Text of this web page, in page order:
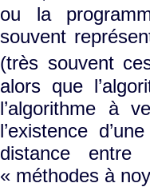
ou la
souvent
(très souvent
alors que
l’algorithme à
l’existence
distance
« méthodes à